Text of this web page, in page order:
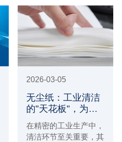
2026-03-05
无尘纸：工业清洁
的"天花板"，为何
大厂都在抢着用？
在精密的工业生产中，
清洁环节至关重要，其